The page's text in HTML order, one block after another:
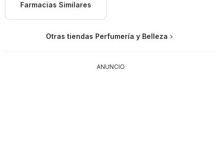
Farmacias Similares
Otras tiendas Perfumería y Belleza
ANUNCIO